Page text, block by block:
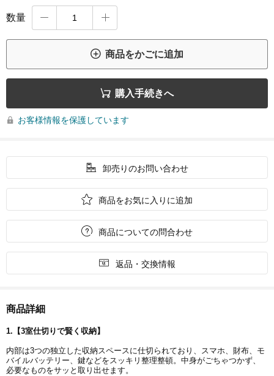
数量  
 商品をかごに追加
 購入手続きへ
 お客様情報を保護しています
 卸売りのお問い合わせ
 商品をお気に入りに追加
 商品についての問合わせ
 返品・交換情報
商品詳細
1. 【3室仕切りで賢く収納】
内部は3つの独立した収納スペースに仕切られており、スマホ、財布、モ
バイルバッテリー、鍵などをスッキリ整理整頓。中身がごちゃつかず、
必要なものをサッと取り出せます。